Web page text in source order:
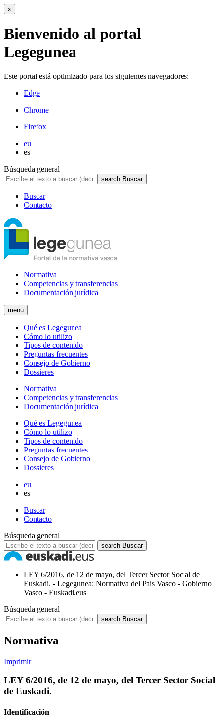
x
Bienvenido al portal
Legegunea
Este portal está optimizado para los siguientes navegadores:
Edge
Chrome
Firefox
eu
es
Búsqueda general
search Buscar
Buscar
Contacto
Normativa
Competencias y transferencias
Documentación jurídica
menu
Qué es Legegunea
Cómo lo utilizo
Tipos de contenido
Preguntas frecuentes
Consejo de Gobierno
Dossieres
Normativa
Competencias y transferencias
Documentación jurídica
Qué es Legegunea
Cómo lo utilizo
Tipos de contenido
Preguntas frecuentes
Consejo de Gobierno
Dossieres
eu
es
Buscar
Contacto
Búsqueda general
search Buscar
LEY 6/2016, de 12 de mayo, del Tercer Sector Social de
Euskadi. - Legegunea: Normativa del Pais Vasco - Gobierno
Vasco - Euskadi.eus
Búsqueda general
search Buscar
Normativa
Imprimir
LEY 6/2016, de 12 de mayo, del Tercer Sector Social
de Euskadi.
Identificación